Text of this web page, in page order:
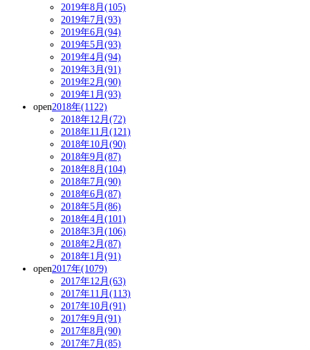
2019年8月(105)
2019年7月(93)
2019年6月(94)
2019年5月(93)
2019年4月(94)
2019年3月(91)
2019年2月(90)
2019年1月(93)
open2018年(1122)
2018年12月(72)
2018年11月(121)
2018年10月(90)
2018年9月(87)
2018年8月(104)
2018年7月(90)
2018年6月(87)
2018年5月(86)
2018年4月(101)
2018年3月(106)
2018年2月(87)
2018年1月(91)
open2017年(1079)
2017年12月(63)
2017年11月(113)
2017年10月(91)
2017年9月(91)
2017年8月(90)
2017年7月(85)